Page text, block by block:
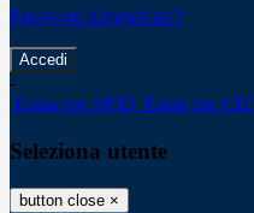
Password dimenticata?
-
Entra con SPID Entra con CIE
Seleziona utente
button close ×